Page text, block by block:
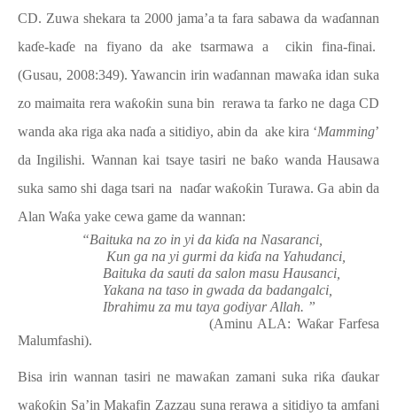
CD. Zuwa shekara ta 2000 jama’a ta fara sabawa da waɗannan
kaɗe-kaɗe na fiyano da ake tsarmawa a
cikin fina-finai.
(Gusau, 2008:349). Yawancin irin waɗannan mawaƙa idan suka
zo maimaita rera waƙoƙin suna bin rerawa ta farko ne daga CD
wanda aka riga aka naɗa a sitidiyo, abin da ake kira ‘Mamming’
da Ingilishi. Wannan kai tsaye tasiri ne baƙo wanda Hausawa
suka samo shi daga tsari na naɗar waƙoƙin Turawa. Ga abin da
Alan Waƙa yake cewa game da wannan:
“Baituka na zo in yi da kiɗa na Nasaranci,
Kun ga na yi gurmi da kiɗa na Yahudanci,
Baituka da sauti da salon masu Hausanci,
Yakana na taso in gwada da badangalci,
Ibrahimu za mu taya godiyar Allah. ”
(Aminu ALA: Waƙar Farfesa
Malumfashi).
Bisa irin wannan tasiri ne mawaƙan zamani suka riƙaɗaukar
waƙoƙin Sa’in Makafin Zazzau suna rerawa a sitidiyo ta amfani